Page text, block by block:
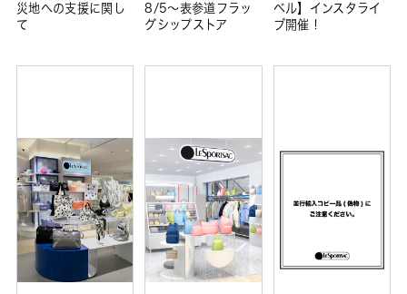
災地への支援に関し
て
8/5～表参道フラッ
グシップストア
ベル】インスタライ
ブ開催！